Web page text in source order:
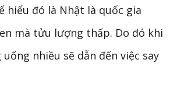
hiểu đó là Nhật là quốc gia
mà tửu lượng thấp. Do đó khi
uống nhiều sẽ dẫn đến việc say